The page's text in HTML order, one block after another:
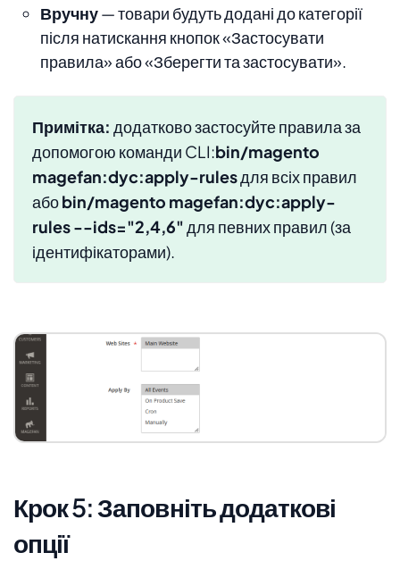
Вручну— товари будуть додані до категорії
після натискання кнопок «Застосувати
правила» або «Зберегти та застосувати».
Примітка: додатково застосуйте правила за
допомогою команди CLI:bin/magento
magefan:dyc:apply-rulesдля всіх правил
абоbin/magento magefan:dyc:apply-
rules --ids="2,4,6"для певних правил (за
ідентифікаторами).
Крок 5: Заповніть додаткові
опції